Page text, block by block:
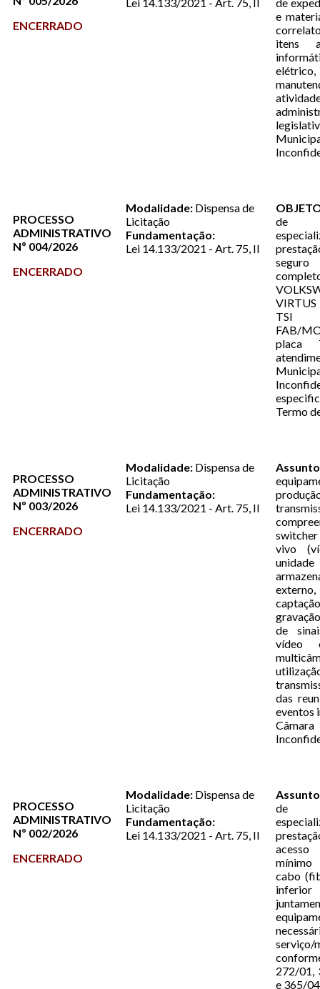
ENCERRADO
e
itens
PROCESSO
ADMINISTRATIVO
Nº 004/2026
ENCERRADO
Modalidade: Dispensa de
Licitação
Fundamentação:
Lei 14.133/2021 - Art. 75, II
de
VIRTUS
TSI
FAB/
placa
Termo
PROCESSO
ADMINISTRATIVO
Nº 003/2026
ENCERRADO
Modalidade: Dispensa de
Licitação
Fundamentação:
Lei 14.133/2021 - Art. 75, II
switcher
vivo
de
vídeo
das
eventos
PROCESSO
ADMINISTRATIVO
Nº 002/2026
ENCERRADO
Modalidade: Dispensa de
Licitação
Fundamentação:
Lei 14.133/2021 - Art. 75, II
de
cabo
serviço/
272/01,
e 365/